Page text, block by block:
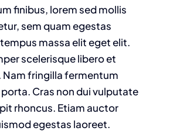
finibus, lorem sed mollis
sem quam egestas
massa elit eget elit.
scelerisque libero et
Nam fringilla fermentum
Cras non dui vulputate
rhoncus. Etiam auctor
egestas laoreet.